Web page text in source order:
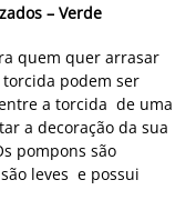
– Verde
quem quer arrasar
podem ser
a torcida de uma
a decoração da sua
pompons são
leves e possui